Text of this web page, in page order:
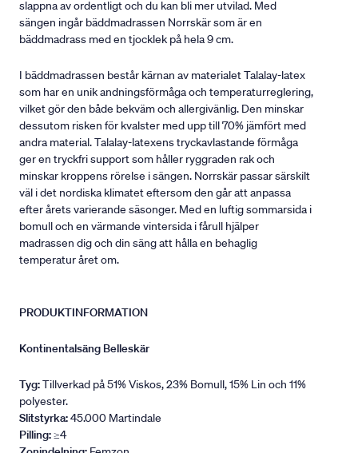
slappna av ordentligt och du kan bli mer utvilad. Med
sängen ingår bäddmadrassen Norrskär som är en
bäddmadrass med en tjocklek på hela 9 cm.
I bäddmadrassen består kärnan av materialet Talalay-latex
som har en unik andningsförmåga och temperaturreglering,
vilket gör den både bekväm och allergivänlig. Den minskar
dessutom risken för kvalster med upp till 70% jämfört med
andra material. Talalay-latexens tryckavlastande förmåga
ger en tryckfri support som håller ryggraden rak och
minskar kroppens rörelse i sängen. Norrskär passar särskilt
väl i det nordiska klimatet eftersom den går att anpassa
efter årets varierande säsonger. Med en luftig sommarsida i
bomull och en värmande vintersida i fårull hjälper
madrassen dig och din säng att hålla en behaglig
temperatur året om.
PRODUKTINFORMATION
Kontinentalsäng Belleskär
Tyg:Tillverkad på 51% Viskos, 23% Bomull, 15% Lin och 11%
polyester.
Slitstyrka:45.000 Martindale
Pilling:≥4